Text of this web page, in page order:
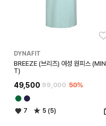
DYNAFIT
BREEZE (브리즈) 여성 원피스 (MIN
T)
49,500 99,000 50%
7 5 (5)